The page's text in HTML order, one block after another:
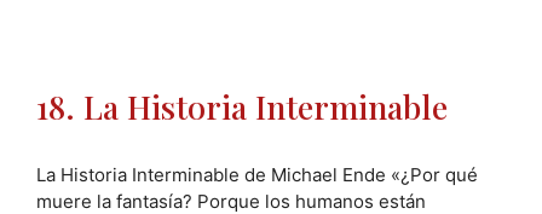
18. La Historia Interminable
La Historia Interminable de Michael Ende «¿Por qué
muere la fantasía? Porque los humanos están